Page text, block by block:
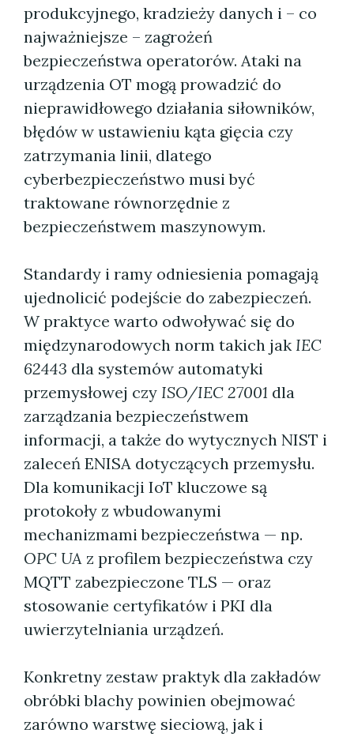
produkcyjnego, kradzieży danych i – co
najważniejsze – zagrożeń
bezpieczeństwa operatorów. Ataki na
urządzenia OT mogą prowadzić do
nieprawidłowego działania siłowników,
błędów w ustawieniu kąta gięcia czy
zatrzymania linii, dlatego
cyberbezpieczeństwo musi być
traktowane równorzędnie z
bezpieczeństwem maszynowym.
Standardy i ramy odniesienia pomagają
ujednolicić podejście do zabezpieczeń.
W praktyce warto odwoływać się do
międzynarodowych norm takich jak IEC
62443 dla systemów automatyki
przemysłowej czy ISO/IEC 27001 dla
zarządzania bezpieczeństwem
informacji, a także do wytycznych NIST i
zaleceń ENISA dotyczących przemysłu.
Dla komunikacji IoT kluczowe są
protokoły z wbudowanymi
mechanizmami bezpieczeństwa — np.
OPC UA z profilem bezpieczeństwa czy
MQTT zabezpieczone TLS — oraz
stosowanie certyfikatów i PKI dla
uwierzytelniania urządzeń.
Konkretny zestaw praktyk dla zakładów
obróbki blachy powinien obejmować
zarówno warstwę sieciową, jak i